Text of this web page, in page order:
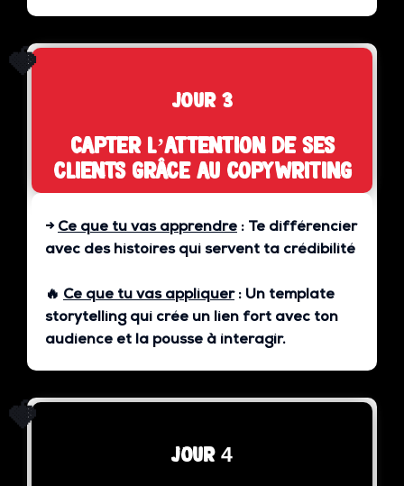
🍓
jour 3
Capter l’attention de ses
clients grâce au copywriting
→ Ce que tu vas apprendre : Te différencier
avec des histoires qui servent ta crédibilité
🔥 Ce que tu vas appliquer: Un template
storytelling qui crée un lien fort avec ton
audience et la pousse à interagir.
🍓
jour 4